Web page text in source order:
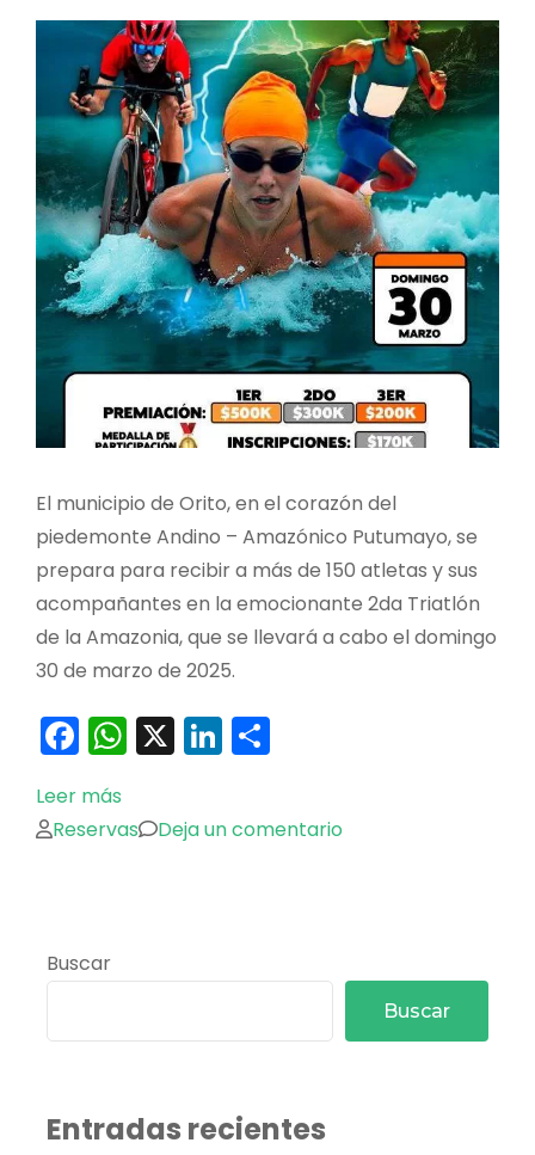
El municipio de Orito, en el corazón del
piedemonte Andino – Amazónico Putumayo, se
prepara para recibir a más de 150 atletas y sus
acompañantes en la emocionante 2da Triatlón
de la Amazonia, que se llevará a cabo el domingo
30 de marzo de 2025.
Facebook
WhatsApp
X LinkedIn
Leer más
Reservas
Deja un comentario
Buscar
Buscar
Entradas recientes